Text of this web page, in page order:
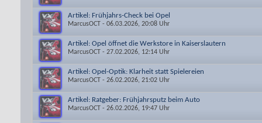
Artikel: Frühjahrs-Check bei Opel
MarcusOCT - 06.03.2026, 20:08 Uhr
Artikel: Opel öffnet die Werkstore in Kaiserslautern
MarcusOCT - 27.02.2026, 12:14 Uhr
Artikel: Opel-Optik: Klarheit statt Spielereien
MarcusOCT - 26.02.2026, 21:02 Uhr
Artikel: Ratgeber: Frühjahrsputz beim Auto
MarcusOCT - 26.02.2026, 19:47 Uhr